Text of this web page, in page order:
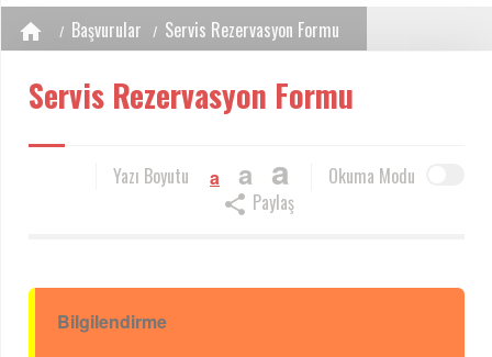
Başvurular Servis Rezervasyon Formu
Servis Rezervasyon Formu
Okuma Modu
Yazı Boyutu a a a
Paylaş
Bilgilendirme